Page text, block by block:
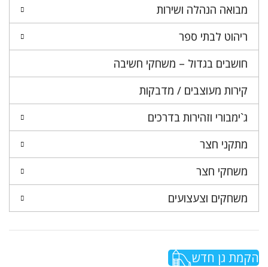
מבואה הנהלה ושירות
ריהוט לבתי ספר
חושבים בגדול – משחקי חשיבה
קירות מעוצבים / מדבקות
ג`ימבורי וזהירות בדרכים
מתקני חצר
משחקי חצר
משחקים וצעצועים
הקמת גן חדש